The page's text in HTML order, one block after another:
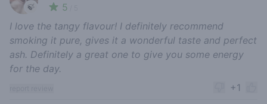
🍃 5
I love the tangy flavour! I definitely recommend
smoking it pure, gives it a wonderful taste and perfect
ash. Definitely a great one to give you some energy
for the day.
+1